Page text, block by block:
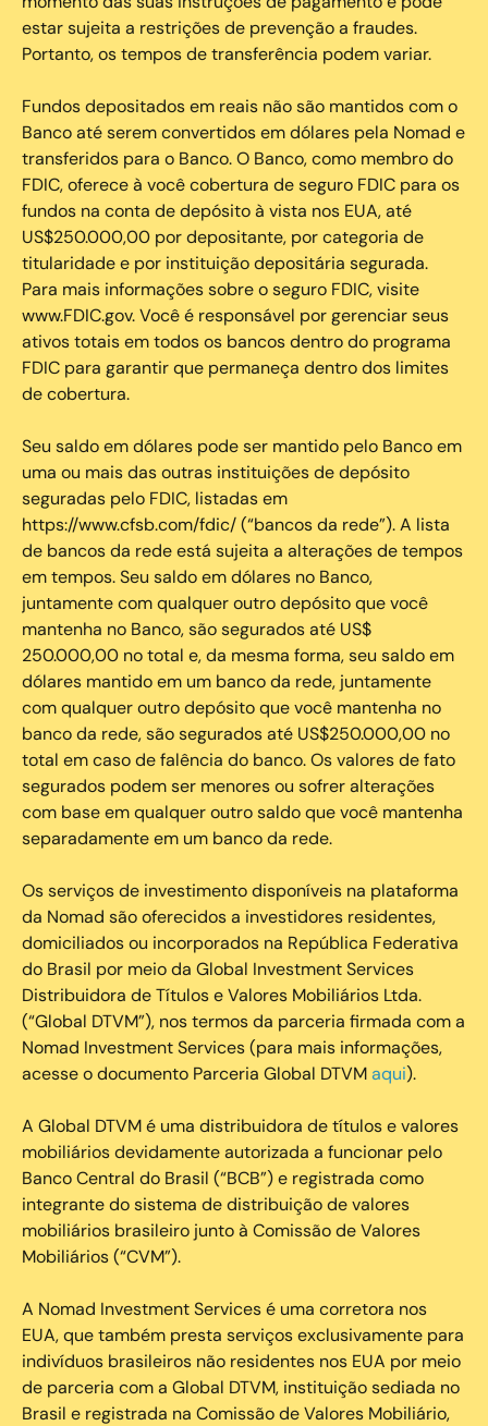
estar sujeita a restrições de prevenção a fraudes.
Portanto, os tempos de transferência podem variar.
Fundos depositados em reais não são mantidos com o
Banco até serem convertidos em dólares pela Nomad e
transferidos para o Banco. O Banco, como membro do
FDIC, oferece à você cobertura de seguro FDIC para os
fundos na conta de depósito à vista nos EUA, até
US$250.000,00 por depositante, por categoria de
titularidade e por instituição depositária segurada.
Para mais informações sobre o seguro FDIC, visite
www.FDIC.gov. Você é responsável por gerenciar seus
ativos totais em todos os bancos dentro do programa
FDIC para garantir que permaneça dentro dos limites
de cobertura.
Seu saldo em dólares pode ser mantido pelo Banco em
uma ou mais das outras instituições de depósito
seguradas pelo FDIC, listadas em
https://www.cfsb.com/fdic/ (“bancos da rede”). A lista
de bancos da rede está sujeita a alterações de tempos
em tempos. Seu saldo em dólares no Banco,
juntamente com qualquer outro depósito que você
mantenha no Banco, são segurados até US$
250.000,00 no total e, da mesma forma, seu saldo em
dólares mantido em um banco da rede, juntamente
com qualquer outro depósito que você mantenha no
banco da rede, são segurados até US$250.000,00 no
total em caso de falência do banco. Os valores de fato
segurados podem ser menores ou sofrer alterações
com base em qualquer outro saldo que você mantenha
separadamente em um banco da rede.
Os serviços de investimento disponíveis na plataforma
da Nomad são oferecidos a investidores residentes,
domiciliados ou incorporados na República Federativa
do Brasil por meio da Global Investment Services
Distribuidora de Títulos e Valores Mobiliários Ltda.
(“Global DTVM”), nos termos da parceria firmada com a
Nomad Investment Services (para mais informações,
acesse o documento Parceria Global DTVMaqui).
A Global DTVM é uma distribuidora de títulos e valores
mobiliários devidamente autorizada a funcionar pelo
Banco Central do Brasil (“BCB”) e registrada como
integrante do sistema de distribuição de valores
mobiliários brasileiro junto à Comissão de Valores
Mobiliários (“CVM”).
‍A Nomad Investment Services é uma corretora nos
EUA, que também presta serviços exclusivamente para
indivíduos brasileiros não residentes nos EUA por meio
de parceria com a Global DTVM, instituição sediada no
Brasil e registrada na Comissão de Valores Mobiliário,